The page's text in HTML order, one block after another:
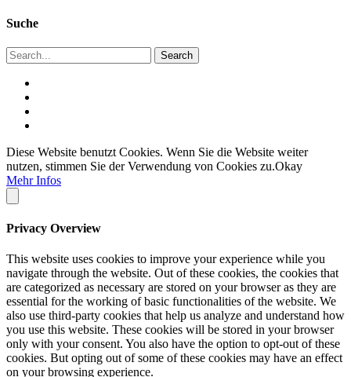
Suche
Diese Website benutzt Cookies. Wenn Sie die Website weiter
nutzen, stimmen Sie der Verwendung von Cookies zu.Okay
Mehr Infos
Privacy Overview
This website uses cookies to improve your experience while you
navigate through the website. Out of these cookies, the cookies that
are categorized as necessary are stored on your browser as they are
essential for the working of basic functionalities of the website. We
also use third-party cookies that help us analyze and understand how
you use this website. These cookies will be stored in your browser
only with your consent. You also have the option to opt-out of these
cookies. But opting out of some of these cookies may have an effect
on your browsing experience.